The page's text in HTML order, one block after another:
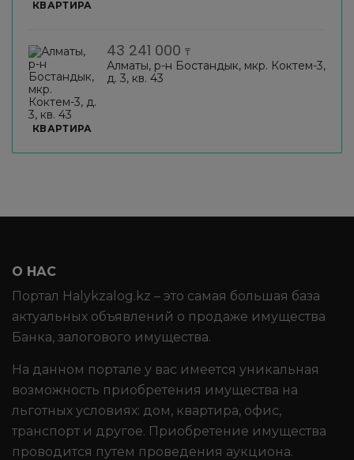
КВАРТИРА
КВАРТИРА
43 241 000 ₸
Алматы, р-н Бостандык, мкр. Коктем-3,
д. 3, кв. 43
О НАС
Портал Halykzalog.kz – это самая большая база
актуальных объявлений о продаже имущества
Банка, залогового имущества.
На данном портале у вас имеется уникальная
возможность приобретения имущества на
льготных условиях: дом, квартира, офис,
транспорт и другое. Приобретение имущества
проводится путем проведения аукциона.